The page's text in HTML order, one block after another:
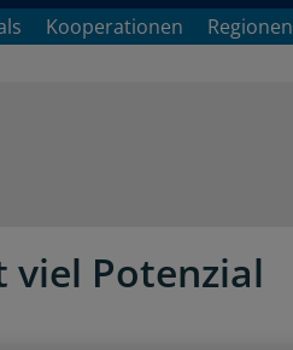
Kooperationen Regionen
Potenzial